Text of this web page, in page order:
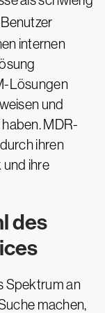
internen
Lösungen
und
MDR-
ihren
ihre
des
Spektrum an
machen,